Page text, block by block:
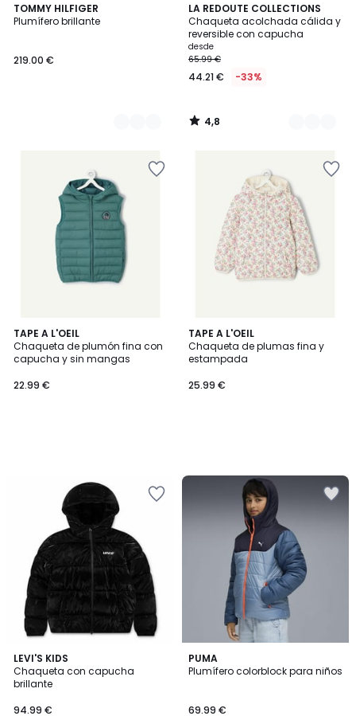
TOMMY HILFIGER
Plumífero brillante
219.00 €
2
Colores
LA REDOUTE COLLECTIONS
Chaqueta acolchada cálida y
reversible con capucha
desde
65.99 €
44.21 € -33%
4,8
/ 5
2
Colores
4,8
/
TAPE A L'OEIL
Chaqueta de plumón fina con
capucha y sin mangas
22.99 €
TAPE A L'OEIL
Chaqueta de plumas fina y
estampada
25.99 €
LEVI'S KIDS
Chaqueta con capucha
brillante
94.99 €
5
/
5
PUMA
Plumífero colorblock para niños
69.99 €
5
/